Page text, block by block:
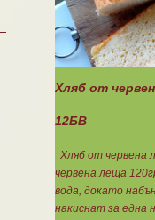
еднакви топчета.
фурна на 200
питка е 1 блок
вкусно заедно!
Хляб от
12БВ
Хляб от червена
червена леща
вода, докато
накиснат за една